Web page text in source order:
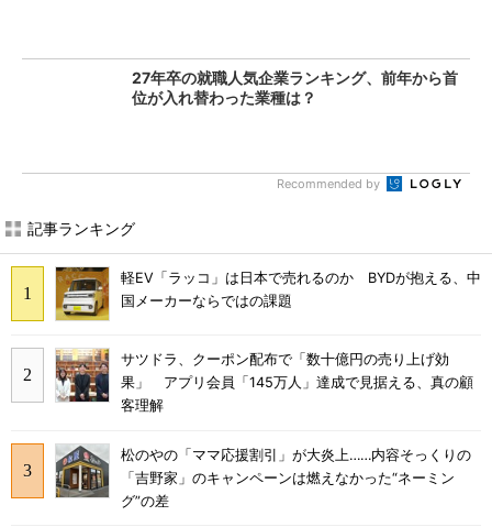
27年卒の就職人気企業ランキング、前年から首
位が入れ替わった業種は？
Recommended by
記事ランキング
軽EV「ラッコ」は日本で売れるのか BYDが抱える、中
国メーカーならではの課題
サツドラ、クーポン配布で「数十億円の売り上げ効
果」 アプリ会員「145万人」達成で見据える、真の顧
客理解
松のやの「ママ応援割引」が大炎上……内容そっくりの
「吉野家」のキャンペーンは燃えなかった“ネーミン
グ”の差